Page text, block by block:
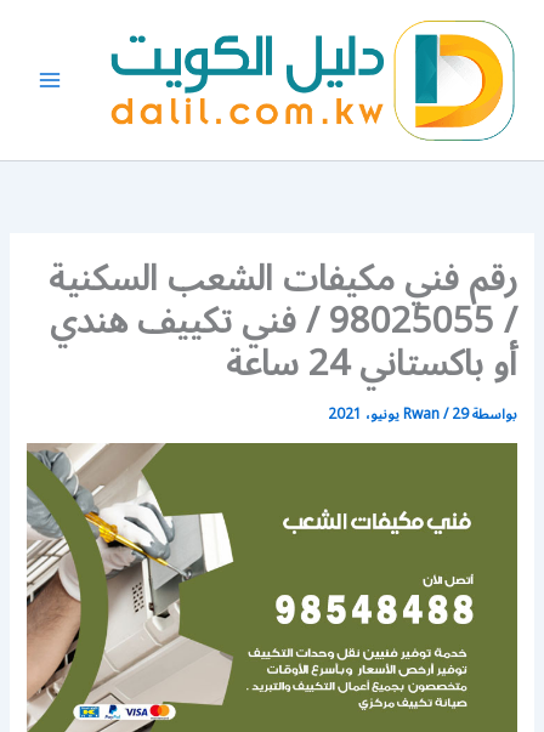
المحتوى
رقم فني مكيفات الشعب السكنية
/ 98025055 / فني تكييف هندي
أو باكستاني 24 ساعة
بواسطة Rwan/29 يونيو، 2021